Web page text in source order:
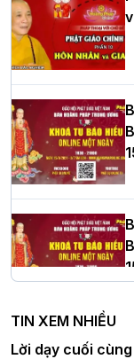
Hòa thượng
cử Trưởng BTS
Phòng nhiệm kỳ
Thượng tọa
cử tân Trưởng
Hà Nội: Tăng Ni
nghiêm tác pháp
DL.2026
TIN XEM NHIỀU
Lời dạy cuối